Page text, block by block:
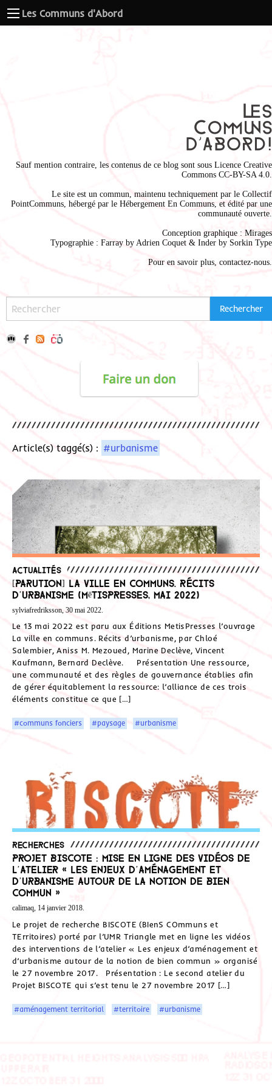
Les Communs d'Abord
Sauf mention contraire, les contenus de ce blog sont sous Licence Creative
Commons CC-BY-SA 4.0
Le site est un commun, maintenu techniquement par le Collectif
PointCommuns , hébergé par le Hébergement En Communs , et édité par une
communauté ouverte.
Conception graphique : Mirages
Typographie : Farray by Adrien Coquet & Inder by Sorkin Type
Pour en savoir plus, contactez-nous
Article(s) taggé(s) : #urbanisme
Actualités
[Parution] La ville en communs. Récits
d’urbanisme (MētisPresses, mai 2022)
sylviafredriksson, 30 mai 2022.
Le 13 mai 2022 est paru aux Éditions MetisPresses l’ouvrage
La ville en communs. Récits d’urbanisme, par Chloé
Salembier, Aniss M. Mezoued, Marine Declève, Vincent
Kaufmann, Bernard Declève. Présentation Une ressource,
une communauté et des règles de gouvernance établies afin
de gérer équitablement la ressource: l’alliance de ces trois
éléments constitue ce que […]
#communs fonciers #paysage #urbanisme
Recherches
Projet BISCOTE : mise en ligne des vidéos de
l’atelier « Les enjeux d’aménagement et
d’urbanisme autour de la notion de bien
commun »
calimaq, 14 janvier 2018.
Le projet de recherche BISCOTE (BIenS COmmuns et
TErritoires) porté par l’UMR Triangle met en ligne les vidéos
des interventions de l’atelier « Les enjeux d’aménagement et
d’urbanisme autour de la notion de bien commun » organisé
le 27 novembre 2017. Présentation : Le second atelier du
Projet BISCOTE qui s’est tenu le 27 novembre 2017 […]
#aménagement territorial #territoire #urbanisme